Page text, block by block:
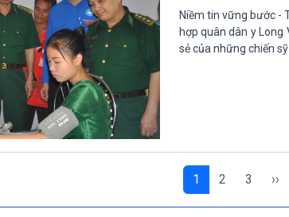
Niềm tin vững bước -
hợp quân dân y
sẻ của những chiến
1 2 3 ››